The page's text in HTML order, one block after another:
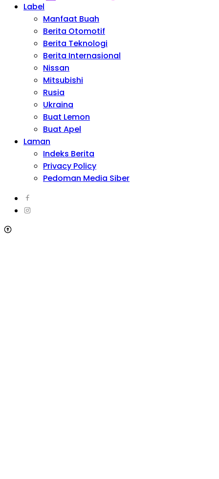
Label
Manfaat Buah
Berita Otomotif
Berita Teknologi
Berita Internasional
Nissan
Mitsubishi
Rusia
Ukraina
Buat Lemon
Buat Apel
Laman
Indeks Berita
Privacy Policy
Pedoman Media Siber